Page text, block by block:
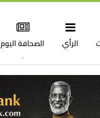
الرأي الصحافة اليوم